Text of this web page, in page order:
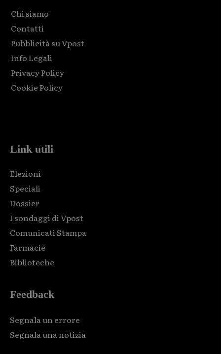
Chi siamo
Contatti
Pubblicità su Vpost
Info Legali
Privacy Policy
Cookie Policy
Link utili
Elezioni
Speciali
Dossier
I sondaggi di Vpost
Comunicati Stampa
Farmacie
Biblioteche
Feedback
Segnala un errore
Segnala una notizia